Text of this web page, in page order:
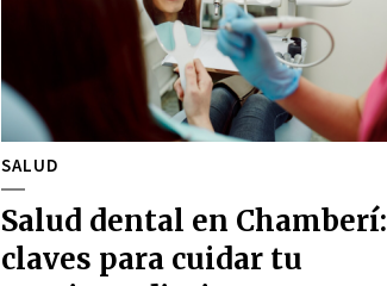
SALUD
Salud dental en Chamberí:
claves para cuidar tu